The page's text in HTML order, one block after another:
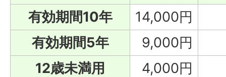
有効期間10年
14,000円
有効期間5年
9,000円
12歳未満用
4,000円